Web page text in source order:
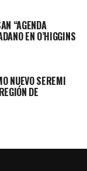
“AGENDA
EN O’HIGGINS
NUEVO SEREMI
DE